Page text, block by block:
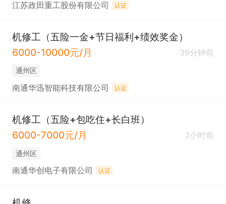
江苏政田重工股份有限公司 认证
机修工（五险一金+节日福利+绩效奖金）
6000-10000元/月
39分钟前
通州区
南通华迅智能科技有限公司 认证
机修工（五险+包吃住+长白班）
6000-7000元/月
2小时前
通州区
南通华创电子有限公司 认证